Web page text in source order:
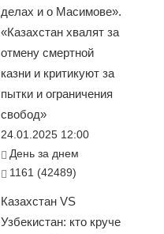
делах и о Масимове».
«Казахстан хвалят за
отмену смертной
казни и критикуют за
пытки и ограничения
свобод»
24.01.2025 12:00
День за днем
1161 (42489)
Казахстан VS
Узбекистан: кто круче